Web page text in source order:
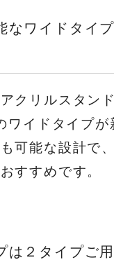
なワイドタイ
クリルスタン
ワイドタイプが
可能な設計で
すすめです。
は２タイプご